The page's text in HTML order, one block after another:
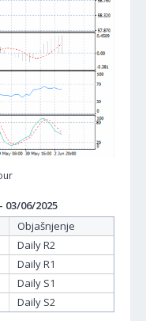
03/06/2025
Objašnjenje
Daily R2
Daily R1
Daily S1
Daily S2